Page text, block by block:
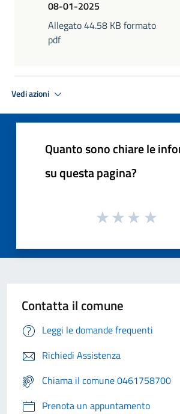
08-01-2025
Allegato 44.58 KB formato
pdf
Vedi azioni
Quanto sono chiare le
su questa pagina?
Contatta il comune
Leggi le domande frequenti
Richiedi Assistenza
Chiama il comune 0461758700
Prenota un appuntamento